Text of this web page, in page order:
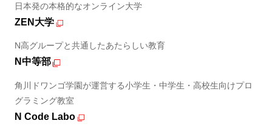
日本発の本格的なオンライン大学
ZEN大学
N高グループと共通したあたらしい教育
N中等部
角川ドワンゴ学園が運営する小学生・中学生・高校生向けプロ
グラミング教室
N Code Labo